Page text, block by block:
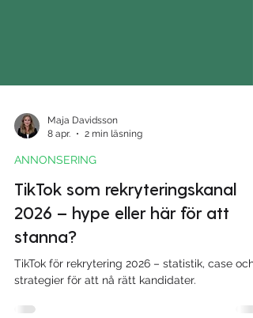
8 apr.
2 min läsning
ANNONSERING
TikTok som rekryteringskanal
2026 – hype eller här för att
stanna?
strategier för att nå rätt kandidater.